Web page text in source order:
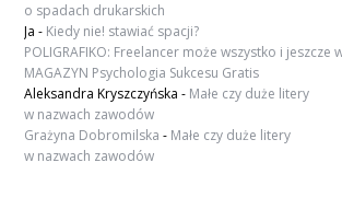
o spadach drukarskich
Ja - Kiedy nie! stawiać spacji?
POLIGRAFIKO: Freelancer może wszystko i
MAGAZYN Psychologia Sukcesu Gratis
Aleksandra Kryszczyńska - Małe czy duże litery
w nazwach zawodów
Grażyna Dobromilska - Małe czy duże litery
w nazwach zawodów